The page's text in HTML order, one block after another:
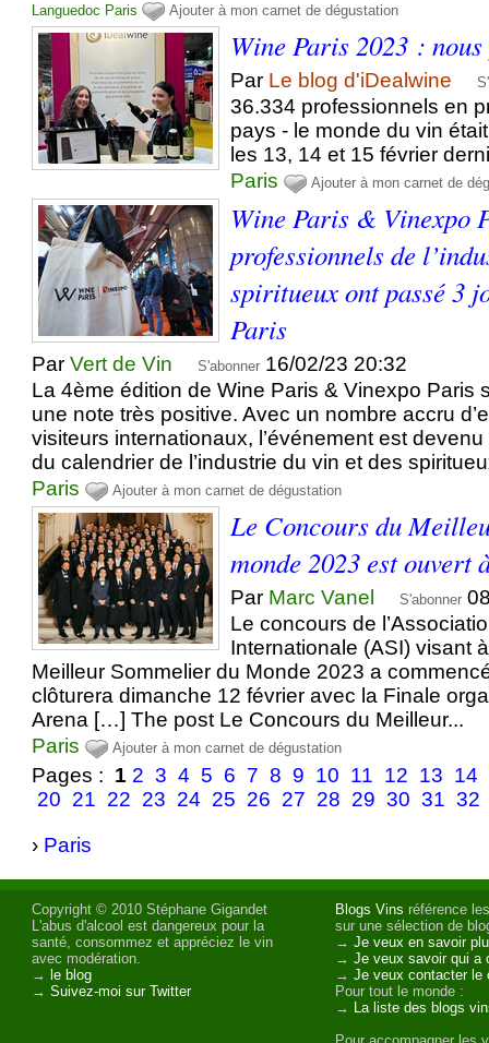
Languedoc Paris Ajouter à mon carnet de dégustation
Wine Paris 2023 :
Par Le blog d'iDealwine
36.334 professionnels en
pays - le monde du vin
les 13, 14 et 15 février
Paris
Ajouter à mon carnet de
Wine Paris & Vinexpo
professionnels de
spiritueux ont passé 3
Paris
ParVert de Vin S'abonner 16/02/23 20:32
La 4ème édition de Wine Paris & Vinexpo Paris
une note très positive. Avec un nombre accru
visiteurs internationaux, l’événement est
du calendrier de l’industrie du vin et des
Paris
Ajouter à mon carnet de dégustation
Le Concours du
monde 2023 est ouvert
Par Marc Vanel S'abonner
Le concours de
Internationale (ASI) visant
Meilleur Sommelier du Monde 2023 a
clôturera dimanche 12 février avec la Finale
Arena […] The post Le Concours du Meilleur...
Paris
Ajouter à mon carnet de dégustation
Pages : 1 2 3 4 5 6 7 8 9 10 11 12 13 14
20 21 22 23 24 25 26 27 28 29 30 31 32
› Paris
Copyright © 2010 Stéphane Gigandet
L'abus d'alcool est dangereux pour la
santé, consommez et appréciez le vin
avec modération.
→ le blog
→Suivez-moi sur Twitter
Blogs Vins référence
sur une sélection de
→Je veux en savoir
→Je veux savoir qui a
→Je veux contacter le
Pour tout le monde :
→
La liste des blogs